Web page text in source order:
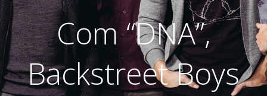
Com “DNA”,
Backstreet Boys